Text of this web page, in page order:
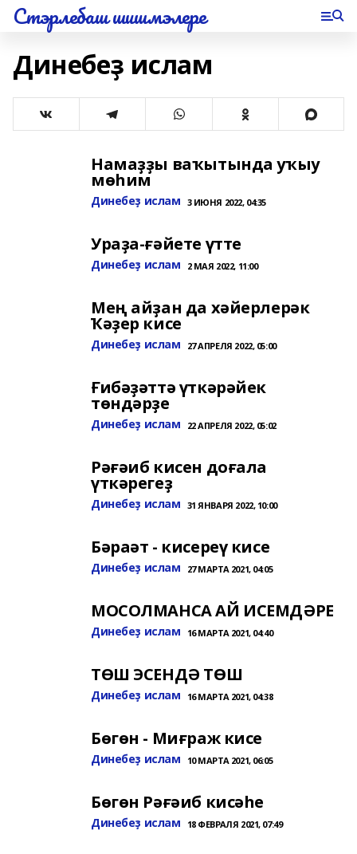
Стэрлебаш шишмэлере
Динебеҙ ислам
Намаҙҙы ваҡытында уҡыу
мөһим
Динебеҙ ислам 3 ИЮНЯ 2022, 04:35
Ураҙа-ғәйете үтте
Динебеҙ ислам 2 МАЯ 2022, 11:00
Мең айҙан да хәйерлерәк
Ҡәҙер кисе
Динебеҙ ислам 27 АПРЕЛЯ 2022, 05:00
Ғибәҙәттә үткәрәйек
төндәрҙе
Динебеҙ ислам 22 АПРЕЛЯ 2022, 05:02
Рәғәиб кисен доғала
үткәрегеҙ
Динебеҙ ислам 31 ЯНВАРЯ 2022, 10:00
Бәраәт - кисереү кисе
Динебеҙ ислам 27 МАРТА 2021, 04:05
МОСОЛМАНСА АЙ ИСЕМДӘРЕ
Динебеҙ ислам 16 МАРТА 2021, 04:40
ТӨШ ЭСЕНДӘ ТӨШ
Динебеҙ ислам 16 МАРТА 2021, 04:38
Бөгөн - Миғраж кисе
Динебеҙ ислам 10 МАРТА 2021, 06:05
Бөгөн Рәғәиб кисәһе
Динебеҙ ислам 18 ФЕВРАЛЯ 2021, 07:49